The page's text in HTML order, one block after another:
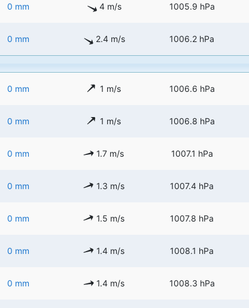
0 mm 4 m/s 1005.9 hPa
0 mm 2.4 m/s 1006.2 hPa
0 mm 1 m/s 1006.6 hPa
0 mm 1 m/s 1006.8 hPa
0 mm 1.7 m/s 1007.1 hPa
0 mm 1.3 m/s 1007.4 hPa
0 mm 1.5 m/s 1007.8 hPa
0 mm 1.4 m/s 1008.1 hPa
0 mm 1.4 m/s 1008.3 hPa